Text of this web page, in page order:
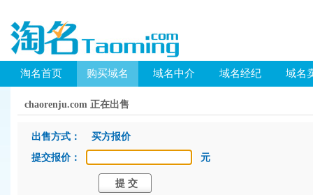
淘名首页 购买域名 域名中介 域名经纪 域名
chaorenju.com 正在出售
出售方式： 买方报价
提交报价：
元